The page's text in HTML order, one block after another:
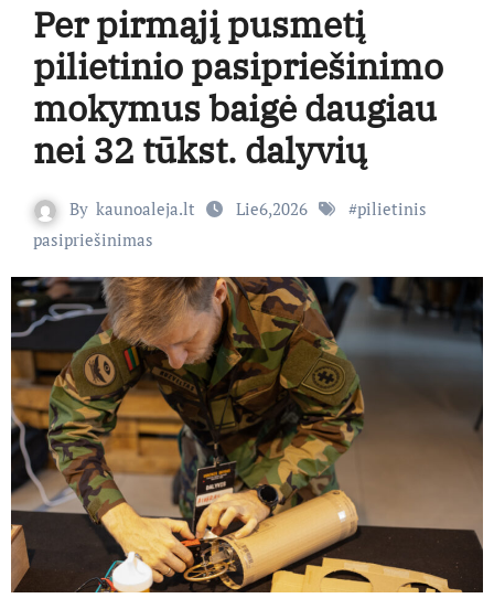
Per pirmąjį pusmetį
pilietinio pasipriešinimo
mokymus baigė daugiau
nei 32 tūkst. dalyvių
By kaunoaleja.lt Lie6,2026 #pilietinis
pasipriešinimas